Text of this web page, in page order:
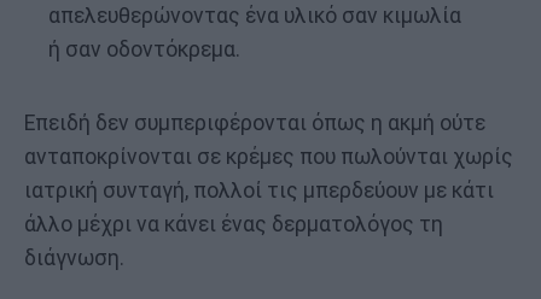
απελευθερώνοντας ένα υλικό σαν κιμωλία
ή σαν οδοντόκρεμα.
Επειδή δεν συμπεριφέρονται όπως η ακμή ούτε
ανταποκρίνονται σε κρέμες που πωλούνται χωρίς
ιατρική συνταγή, πολλοί τις μπερδεύουν με κάτι
άλλο μέχρι να κάνει ένας δερματολόγος τη
διάγνωση.